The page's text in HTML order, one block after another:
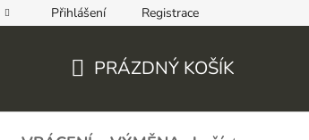
FORMULÁŘ - zboží s vadou
Přihlášení Registrace
KOŠÍK
PRÁZDNÝ KOŠÍK